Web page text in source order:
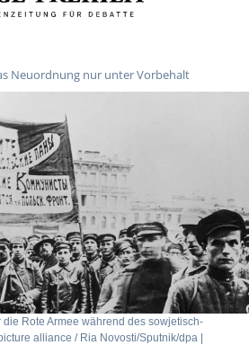
Neuordnung nur unter Vorbehalt
Rote Armee während des sowjetisch-
alliance / Ria Novosti/Sputnik/dpa |